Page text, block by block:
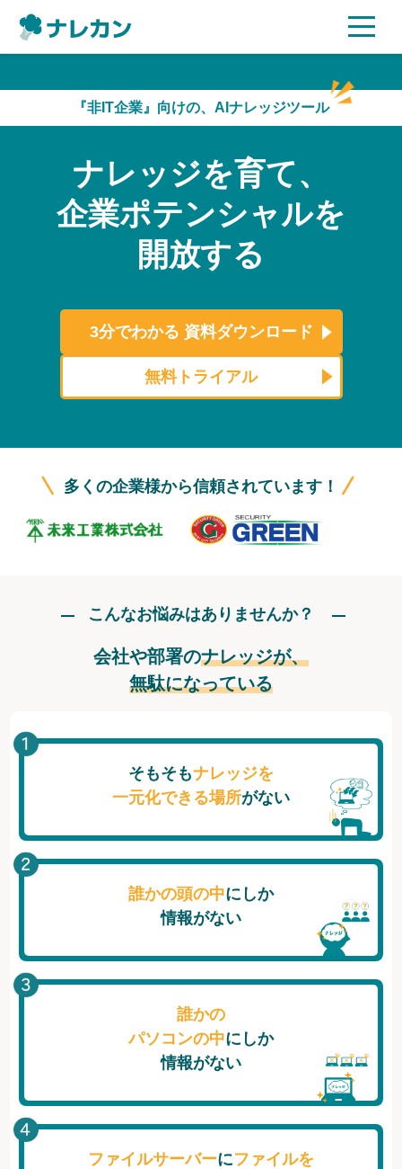
AI機能
ご利用企業様の声
セキュリティ
よくある質問
資料ダウンロード
ログイン
『非IT企業』向けの、AIナレッジツール
ナレッジを育て、
企業ポテンシャルを
開放する
3分でわかる 資料ダウンロード
無料トライアル
多くの企業様から信頼されています！
こんなお悩みはありませんか？
会社や部署のナレッジが、
無駄になっている
そもそもナレッジを
一元化できる場所がない
誰かの頭の中にしか
情報がない
誰かの
パソコンの中にしか
情報がない
ファイルサーバーにファイルを